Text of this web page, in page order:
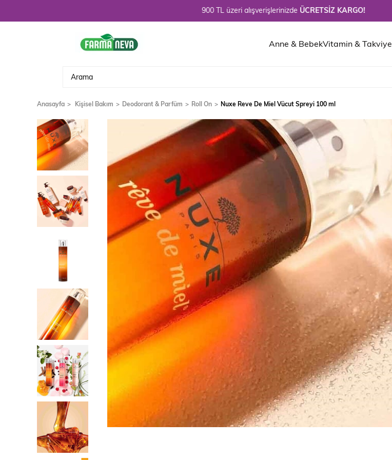
Hoşgeldiniz. 3900 TL üzeri alışverişlerinizdeÜCRETSİZ KARGO!
Anne & BebekVitamin & Takviye
Anasayfa Kişisel Bakım Deodorant & Parfüm Roll On Nuxe Reve De Miel Vücut Spreyi 100 ml